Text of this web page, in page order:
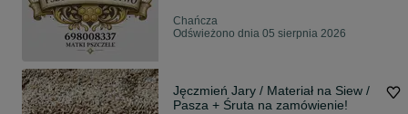
Chańcza
Odświeżono dnia 05 sierpnia 2026
Jęczmień Jary / Materiał na Siew /
Pasza + Śruta na zamówienie!